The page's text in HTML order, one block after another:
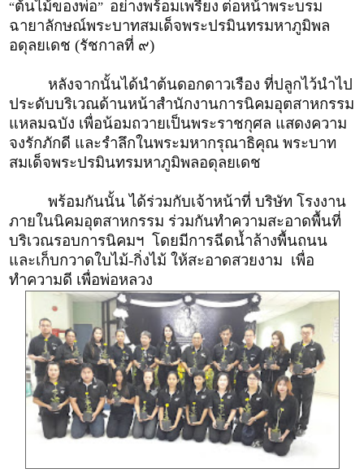
“ต้นไม้ของพ่อ” อย่างพร้อมเพรียง ต่อหน้าพระบรม
ฉายาลักษณ์พระบาทสมเด็จพระปรมินทรมหาภูมิพล
อดุลยเดช (รัชกาลที่ ๙)
หลังจากนั้นได้นำต้นดอกดาวเรือง ที่ปลูกไว้นำไป
ประดับบริเวณด้านหน้าสำนักงานการนิคมอุตสาหกรรม
แหลมฉบัง เพื่อน้อมถวายเป็นพระราชกุศล แสดงความ
จงรักภักดี และรำลึกในพระมหากรุณาธิคุณ พระบาท
สมเด็จพระปรมินทรมหาภูมิพลอดุลยเดช
พร้อมกันนั้น ได้ร่วมกับเจ้าหน้าที่ บริษัท โรงงาน
ภายในนิคมอุตสาหกรรม ร่วมกันทำความสะอาดพื้นที่
บริเวณรอบการนิคมฯ โดยมีการฉีดน้ำล้างพื้นถนน
และเก็บกวาดใบไม้-กิ่งไม้ ให้สะอาดสวยงาม เพื่อ
ทำความดี เพื่อพ่อหลวง